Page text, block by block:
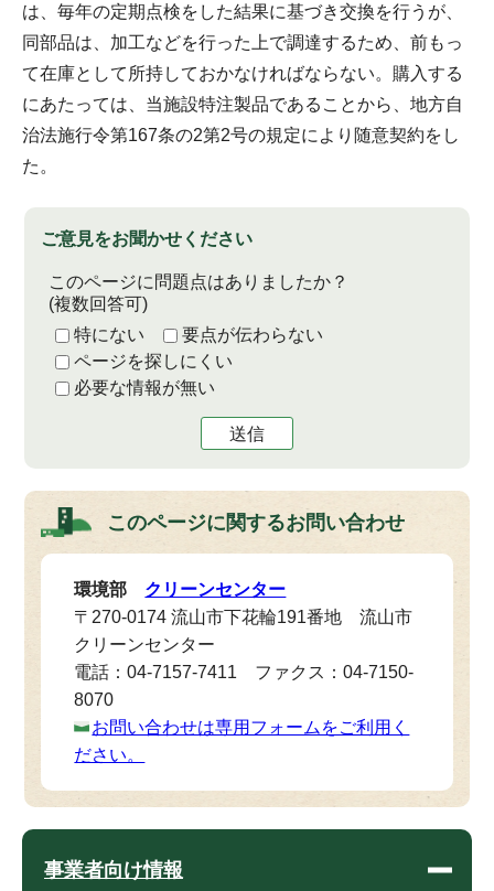
は、毎年の定期点検をした結果に基づき交換を行うが、
同部品は、加工などを行った上で調達するため、前もっ
て在庫として所持しておかなければならない。購入する
にあたっては、当施設特注製品であることから、地方自
治法施行令第167条の2第2号の規定により随意契約をし
た。
ご意見をお聞かせください
このページに問題点はありましたか？
(複数回答可)
特にない
要点が伝わらない
ページを探しにくい
必要な情報が無い
送信
このページに関するお問い合わせ
環境部 クリーンセンター
〒270-0174 流山市下花輪191番地 流山市
クリーンセンター
電話：04-7157-7411 ファクス：04-7150-
8070
お問い合わせは専用フォームをご利用く
ださい。
事業者向け情報